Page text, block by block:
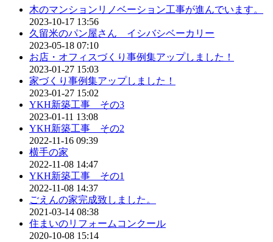
木のマンションリノベーション工事が進んでいます。
2023-10-17 13:56
久留米のパン屋さん イシバシベーカリー
2023-05-18 07:10
お店・オフィスづくり事例集アップしました！
2023-01-27 15:03
家づくり事例集アップしました！
2023-01-27 15:02
YKH新築工事 その3
2023-01-11 13:08
YKH新築工事 その2
2022-11-16 09:39
横手の家
2022-11-08 14:47
YKH新築工事 その1
2022-11-08 14:37
ごえんの家完成致しました。
2021-03-14 08:38
住まいのリフォームコンクール
2020-10-08 15:14